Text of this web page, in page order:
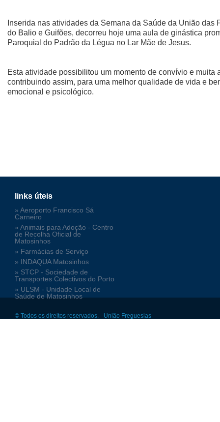
Inserida nas atividades da Semana da Saúde da União das
do Balio e Guifões, decorreu hoje uma aula de ginástica
Paroquial do Padrão da Légua no Lar Mãe de Jesus.
Esta atividade possibilitou um momento de convívio e muita
contribuindo assim, para uma melhor qualidade de vida e
emocional e psicológico.
links úteis
» Aeroporto Francisco Sá
Carneiro
» Animais para Adoção - Centro
de Recolha Oficial de
Matosinhos
» Farmácias de Serviço
» INDAQUA Matosinhos
» STCP - Sociedade de
Transportes Colectivos do Porto
» ULSM - Unidade Local de
Saúde de Matosinhos
© Todos os direitos reservados. - União Freguesias